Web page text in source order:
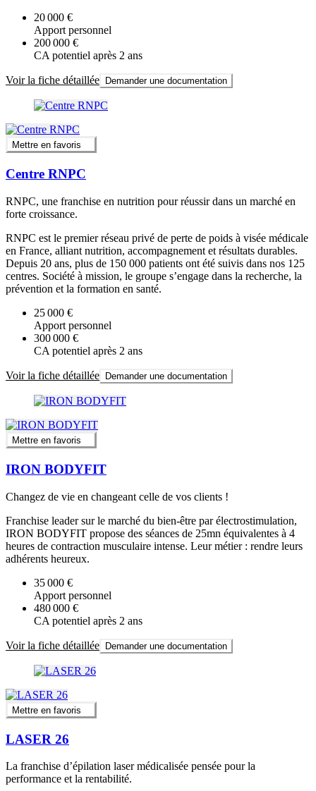
20 000 €
Apport personnel
200 000 €
CA potentiel après 2 ans
Voir la fiche détaillée Demander une documentation
Mettre en favoris
Centre RNPC
RNPC, une franchise en nutrition pour réussir dans un marché en
forte croissance.
RNPC est le premier réseau privé de perte de poids à visée médicale
en France, alliant nutrition, accompagnement et résultats durables.
Depuis 20 ans, plus de 150 000 patients ont été suivis dans nos 125
centres. Société à mission, le groupe s’engage dans la recherche, la
prévention et la formation en santé.
25 000 €
Apport personnel
300 000 €
CA potentiel après 2 ans
Voir la fiche détaillée Demander une documentation
Mettre en favoris
IRON BODYFIT
Changez de vie en changeant celle de vos clients !
Franchise leader sur le marché du bien-être par électrostimulation,
IRON BODYFIT propose des séances de 25mn équivalentes à 4
heures de contraction musculaire intense. Leur métier : rendre leurs
adhérents heureux.
35 000 €
Apport personnel
480 000 €
CA potentiel après 2 ans
Voir la fiche détaillée Demander une documentation
Mettre en favoris
LASER 26
La franchise d’épilation laser médicalisée pensée pour la
performance et la rentabilité.